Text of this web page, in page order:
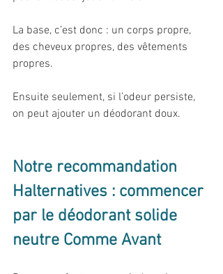
La base, c’est donc : un corps propre,
des cheveux propres, des vêtements
propres.
Ensuite seulement, si l’odeur persiste,
on peut ajouter un déodorant doux.
Notre recommandation
Halternatives : commencer
par le déodorant solide
neutre Comme Avant